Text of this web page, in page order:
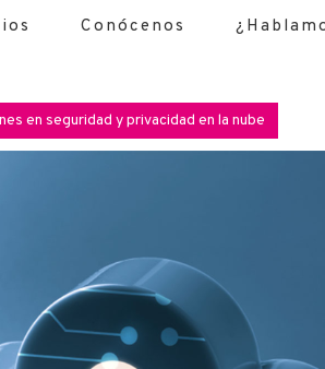
Conócenos
en seguridad y privacidad en la nube